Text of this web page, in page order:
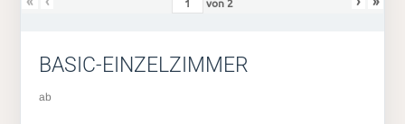
BASIC-EINZELZIMMER
ab